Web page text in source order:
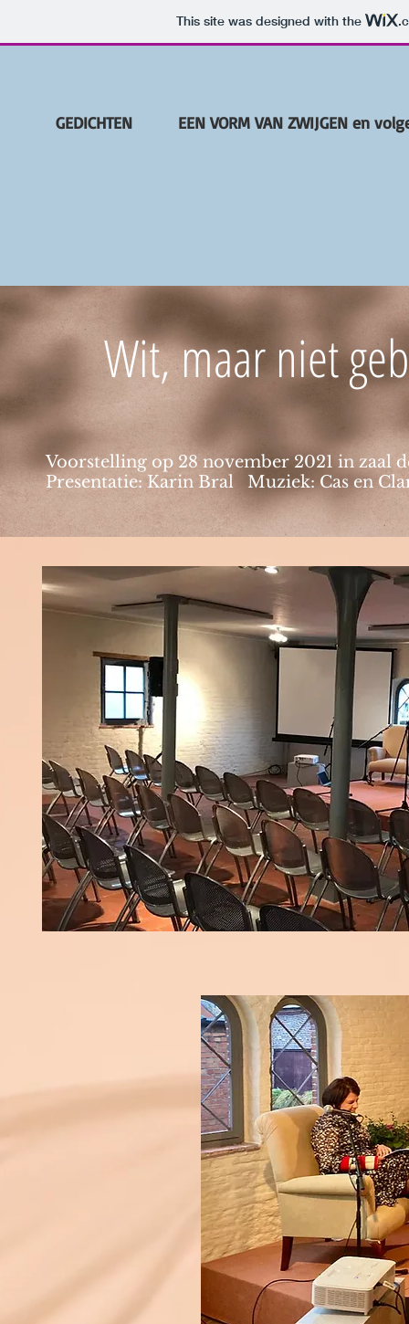
This site was designed with the
GEDICHTEN EEN VORM VAN ZWIJGEN en
Wit, maar niet
Voorstelling op 28 november 2021 in zaal
Presentatie: Karin Bral Muziek: Cas en